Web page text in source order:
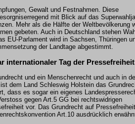
Gewalt und Festnahmen. Diese
mit Blick auf das
Mehr als die Hälfte der Weltbevölkerung
gebeten. Auch in Deutschland stehen
EU-Parlament wird in Sachsen, Thüringen
der Landtage abgestimmt.
internationaler Tag der Pressefreiheit
und ein Menschenrecht und auch in
dem Land Schleswig Holstein das
dass es sogar ein eigenes
gegen Art.5 GG bei rechtswidrigen
vor. Das Grundrecht auf
Art.10 ausdrücklich